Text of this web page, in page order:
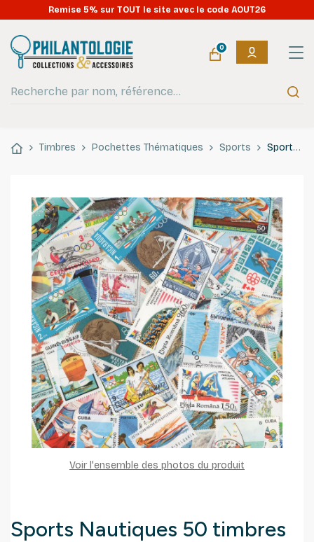
Remise 5% sur TOUT le site avec le code AOUT26
0
Timbres Pochettes Thématiques Sports Sports Nautiques 50 timbres thématiques tous différents.
Voir l'ensemble des photos du produit
Sports Nautiques 50 timbres